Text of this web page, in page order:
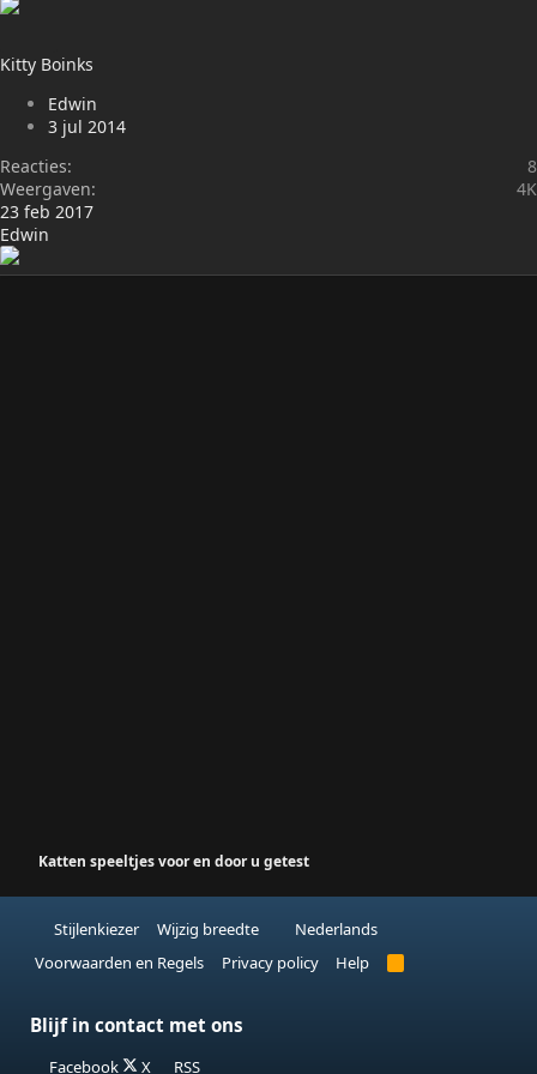
Kitty Boinks
Edwin
3 jul 2014
Reacties
8
Weergaven
4K
23 feb 2017
Edwin
Katten speeltjes voor en door u getest
Stijlenkiezer Wijzig breedte
Nederlands
Voorwaarden en Regels
Privacy policy Help
R
S
Blijf in contact met ons
Facebook X RSS